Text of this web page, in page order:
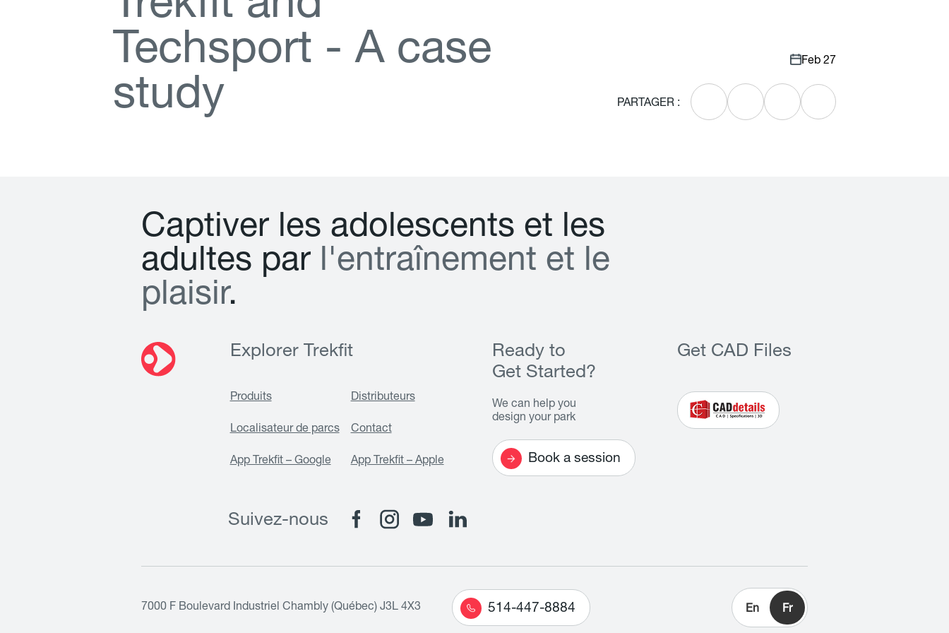
Techsport - A case
study
Feb 27
PARTAGER :
Captiver les adolescents et les
adultes par l'entraînement et le
plaisir.
Explorer Trekfit
Produits Distributeurs
Localisateur de parcs Contact
App Trekfit – Google App Trekfit – Apple
Ready to
Get Started?
We can help you
design your park
Book a session
Get CAD Files
Suivez-nous
7000 F Boulevard Industriel Chambly (Québec) J3L 4X3 514-447-8884 En Fr